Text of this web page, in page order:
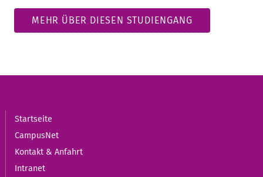
MEHR ÜBER DIESEN STUDIENGANG
Startseite
CampusNet
Kontakt & Anfahrt
Intranet